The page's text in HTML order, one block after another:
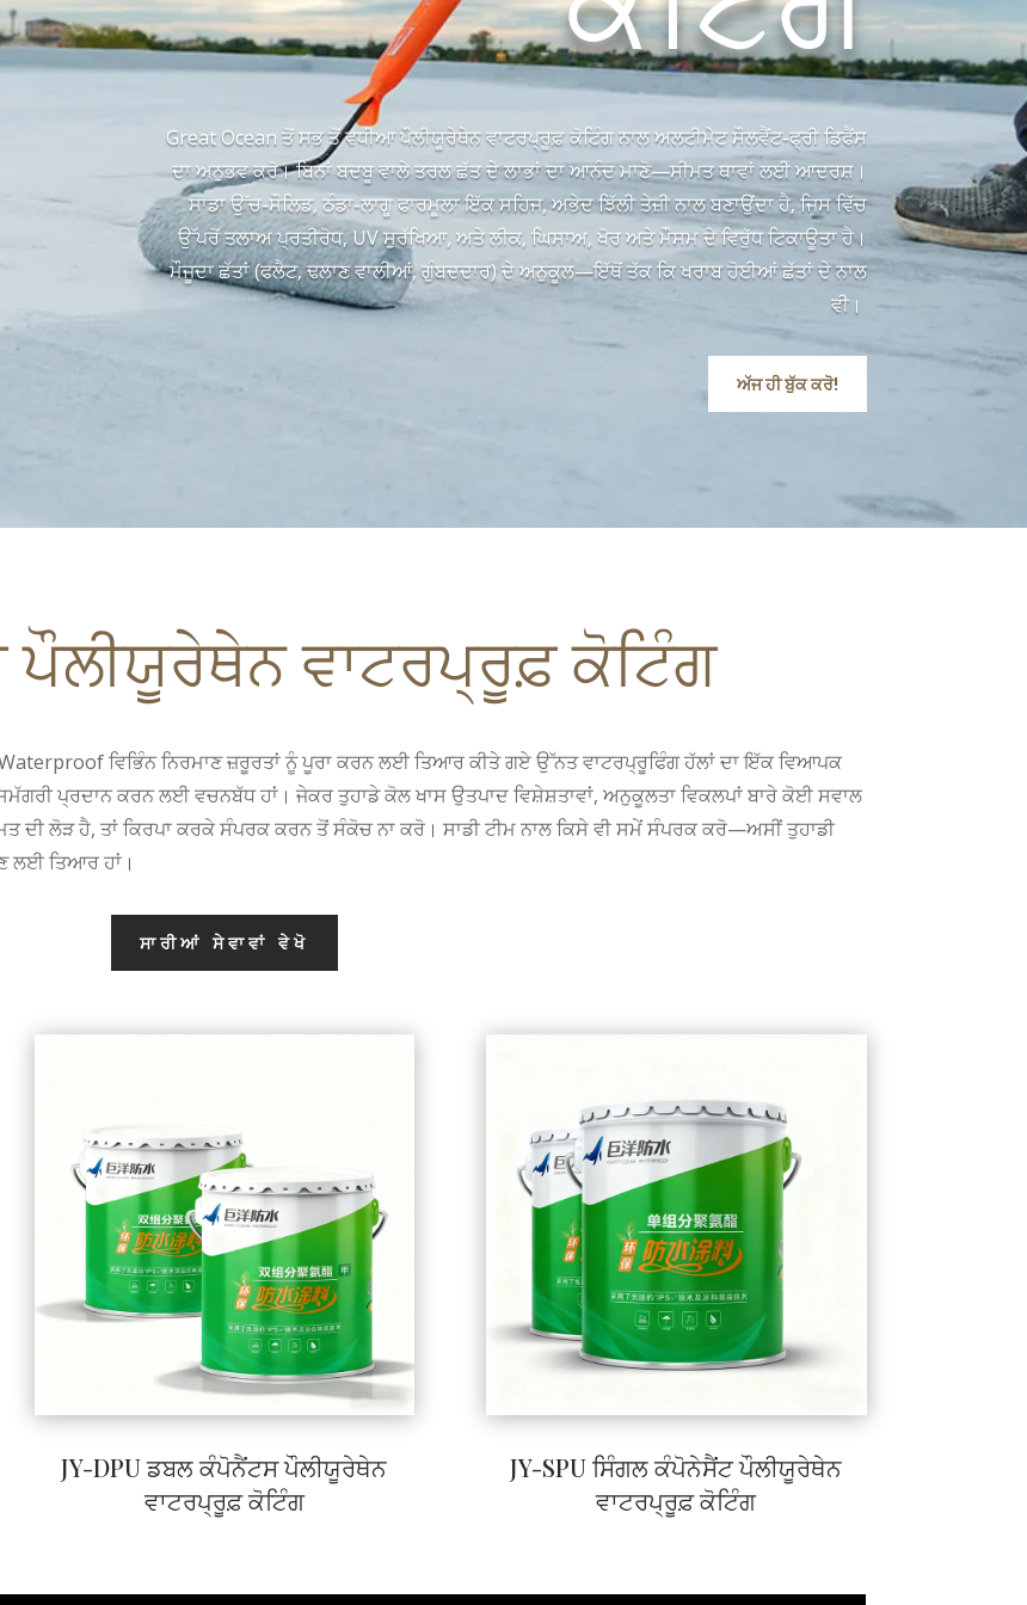
Great Ocean ਤੋਂ ਸਭ ਤੋਂ ਵਧੀਆ ਪੌਲੀਯੂਰੇਥੇਨ ਵਾਟਰਪ੍ਰੂਫ਼ ਕੋਟਿੰਗ ਨਾਲ ਅਲਟੀਮੇਟ ਸੌਲਵੈਂਟ-ਫ੍ਰੀ ਡਿਫੈਂਸ
ਦਾ ਅਨੁਭਵ ਕਰੋ। ਬਿਨਾਂ ਬਦਬੂ ਵਾਲੇ ਤਰਲ ਛੱਤ ਦੇ ਲਾਭਾਂ ਦਾ ਆਨੰਦ ਮਾਣੋ—ਸੀਮਤ ਥਾਵਾਂ ਲਈ ਆਦਰਸ਼।
ਸਾਡਾ ਉੱਚ-ਸੌਲਿਡ, ਠੰਡਾ-ਲਾਗੂ ਫਾਰਮੂਲਾ ਇੱਕ ਸਹਿਜ, ਅਭੇਦ ਝਿੱਲੀ ਤੇਜ਼ੀ ਨਾਲ ਬਣਾਉਂਦਾ ਹੈ, ਜਿਸ ਵਿੱਚ
ਉੱਪਰੋਂ ਤਲਾਅ ਪ੍ਰਤੀਰੋਧ, UV ਸੁਰੱਖਿਆ, ਅਤੇ ਲੀਕ, ਘਿਸਾਅ, ਖੋਰ ਅਤੇ ਮੌਸਮ ਦੇ ਵਿਰੁੱਧ ਟਿਕਾਊਤਾ ਹੈ।
ਮੌਜੂਦਾ ਛੱਤਾਂ (ਫਲੈਟ, ਢਲਾਣ ਵਾਲੀਆਂ, ਗੁੰਬਦਦਾਰ) ਦੇ ਅਨੁਕੂਲ—ਇੱਥੋਂ ਤੱਕ ਕਿ ਖਰਾਬ ਹੋਈਆਂ ਛੱਤਾਂ ਦੇ ਨਾਲ
ਵੀ।
ਅੱਜ ਹੀ ਬੁੱਕ ਕਰੋ!
ਪੌਲੀਯੂਰੇਥੇਨ ਵਾਟਰਪ੍ਰੂਫ਼ ਕੋਟਿੰਗ
ਵਿਭਿੰਨ ਨਿਰਮਾਣ ਜ਼ਰੂਰਤਾਂ ਨੂੰ ਪੂਰਾ ਕਰਨ ਲਈ ਤਿਆਰ ਕੀਤੇ ਗਏ ਉੱਨਤ ਵਾਟਰਪ੍ਰੂਫਿੰਗ ਹੱਲਾਂ ਦਾ ਇੱਕ ਵਿਆਪਕ
ਪ੍ਰਦਾਨ ਕਰਨ ਲਈ ਵਚਨਬੱਧ ਹਾਂ। ਜੇਕਰ ਤੁਹਾਡੇ ਕੋਲ ਖਾਸ ਉਤਪਾਦ ਵਿਸ਼ੇਸ਼ਤਾਵਾਂ, ਅਨੁਕੂਲਤਾ ਵਿਕਲਪਾਂ ਬਾਰੇ ਕੋਈ ਸਵਾਲ
ਦੀ ਲੋੜ ਹੈ, ਤਾਂ ਕਿਰਪਾ ਕਰਕੇ ਸੰਪਰਕ ਕਰਨ ਤੋਂ ਸੰਕੋਚ ਨਾ ਕਰੋ। ਸਾਡੀ ਟੀਮ ਨਾਲ ਕਿਸੇ ਵੀ ਸਮੇਂ ਸੰਪਰਕ ਕਰੋ—ਅਸੀਂ ਤੁਹਾਡੀ
ਲਈ ਤਿਆਰ ਹਾਂ।
ਸਾਰੀਆਂ ਸੇਵਾਵਾਂ ਵੇਖੋ
JY-DPU ਡਬਲ ਕੰਪੋਨੈਂਟਸ ਪੌਲੀਯੂਰੇਥੇਨ
ਵਾਟਰਪ੍ਰੂਫ਼ ਕੋਟਿੰਗ
JY-SPU ਸਿੰਗਲ ਕੰਪੋਨੇਸੈਂਟ ਪੌਲੀਯੂਰੇਥੇਨ
ਵਾਟਰਪ੍ਰੂਫ਼ ਕੋਟਿੰਗ